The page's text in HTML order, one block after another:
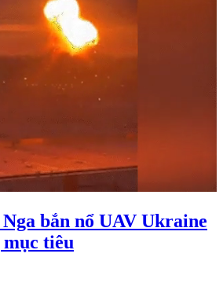
bắn nổ UAV Ukraine
mục tiêu